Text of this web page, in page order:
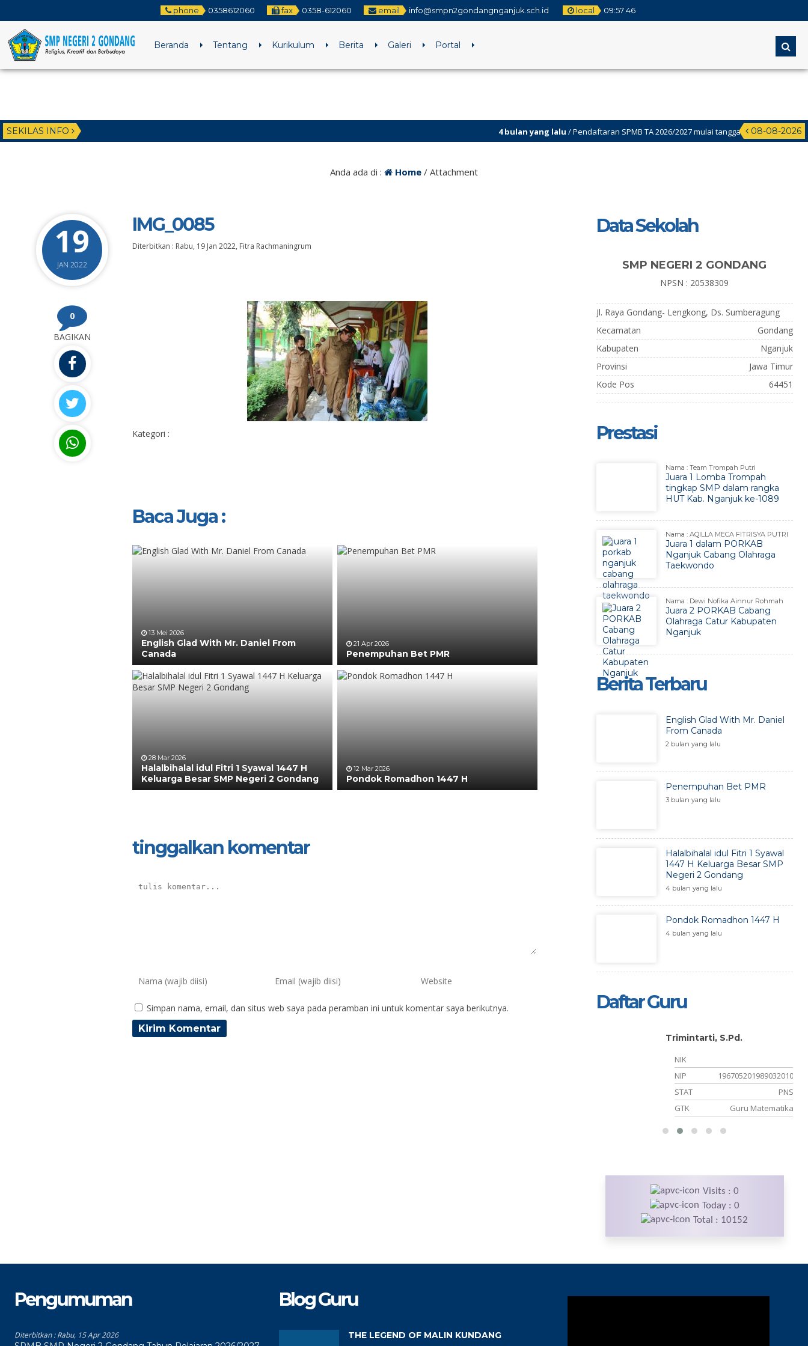
phone 0358612060 fax 0358-612060 email info@smpn2gondangnganjuk.sch.id local 09:57 47
Beranda Tentang Kurikulum Berita Galeri Portal
SEKILAS INFO 08-08-2026
4 bulan yang lalu/ Pendaftaran SPMB TA 2026/2027 mulai tanggal 2 Juni-22juni 2026
Anda ada di : Home / Attachment
19
JAN 2022
IMG_0085
Diterbitkan : Rabu, 19 Jan 2022, Fitra Rachmaningrum
0
BAGIKAN
Kategori :
Baca Juga :
13 Mei 2026
English Glad With Mr. Daniel From
Canada
21 Apr 2026
Penempuhan Bet PMR
28 Mar 2026
Halalbihalal idul Fitri 1 Syawal 1447 H
Keluarga Besar SMP Negeri 2 Gondang
12 Mar 2026
Pondok Romadhon 1447 H
tinggalkan komentar
Simpan nama, email, dan situs web saya pada peramban ini untuk komentar saya berikutnya.
Data Sekolah
SMP NEGERI 2 GONDANG
NPSN : 20538309
Jl. Raya Gondang- Lengkong, Ds. Sumberagung
Kecamatan
Gondang
Kabupaten
Nganjuk
Provinsi
Jawa Timur
Kode Pos
64451
Prestasi
Nama : Team Trompah Putri
Juara 1 Lomba Trompah
tingkap SMP dalam rangka
HUT Kab. Nganjuk ke-1089
Nama : AQILLA MECA FITRISYA PUTRI
Juara 1 dalam PORKAB
Nganjuk Cabang Olahraga
Taekwondo
Nama : Dewi Nofika Ainnur Rohmah
Juara 2 PORKAB Cabang
Olahraga Catur Kabupaten
Nganjuk
Berita Terbaru
English Glad With Mr. Daniel
From Canada
2 bulan yang lalu
Penempuhan Bet PMR
3 bulan yang lalu
Halalbihalal idul Fitri 1 Syawal
1447 H Keluarga Besar SMP
Negeri 2 Gondang
4 bulan yang lalu
Pondok Romadhon 1447 H
4 bulan yang lalu
Daftar Guru
Trimintarti, S.Pd.
NIK
NIP
196705201989032010
STAT
PNS
GTK
Guru Matematika
Visits : 0
Today : 0
Total : 10152
Pengumuman
Diterbitkan :Rabu, 15 Apr 2026
Blog Guru
THE LEGEND OF MALIN KUNDANG